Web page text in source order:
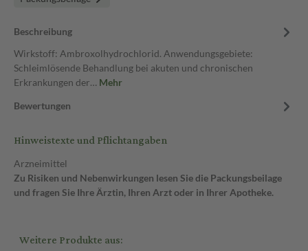
Beschreibung
Wirkstoff: Ambroxolhydrochlorid. Anwendungsgebiete:
Schleimlösende Behandlung bei akuten und chronischen
Erkrankungen der… Mehr
Bewertungen
Hinweistexte und Pflichtangaben
Arzneimittel
Zu Risiken und Nebenwirkungen lesen Sie die Packungsbeilage
und fragen Sie Ihre Ärztin, Ihren Arzt oder in Ihrer Apotheke.
Weitere Produkte aus: